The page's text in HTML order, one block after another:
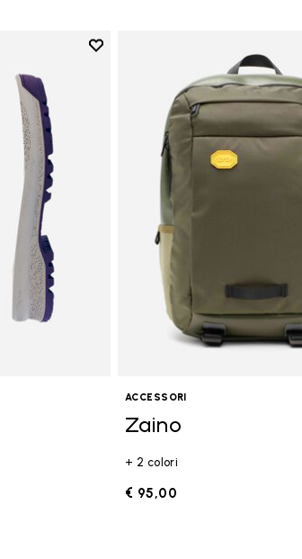
Add to wishlist
Add to wishlist Suola Fourà
ACCESSORI
Zaino
+ 2 colori
€ 95,00